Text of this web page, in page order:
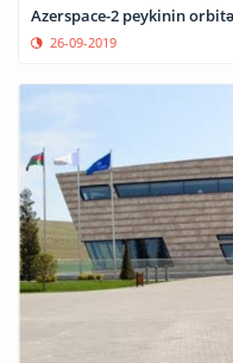
Azerspace-2 peykinin
26-09-2019